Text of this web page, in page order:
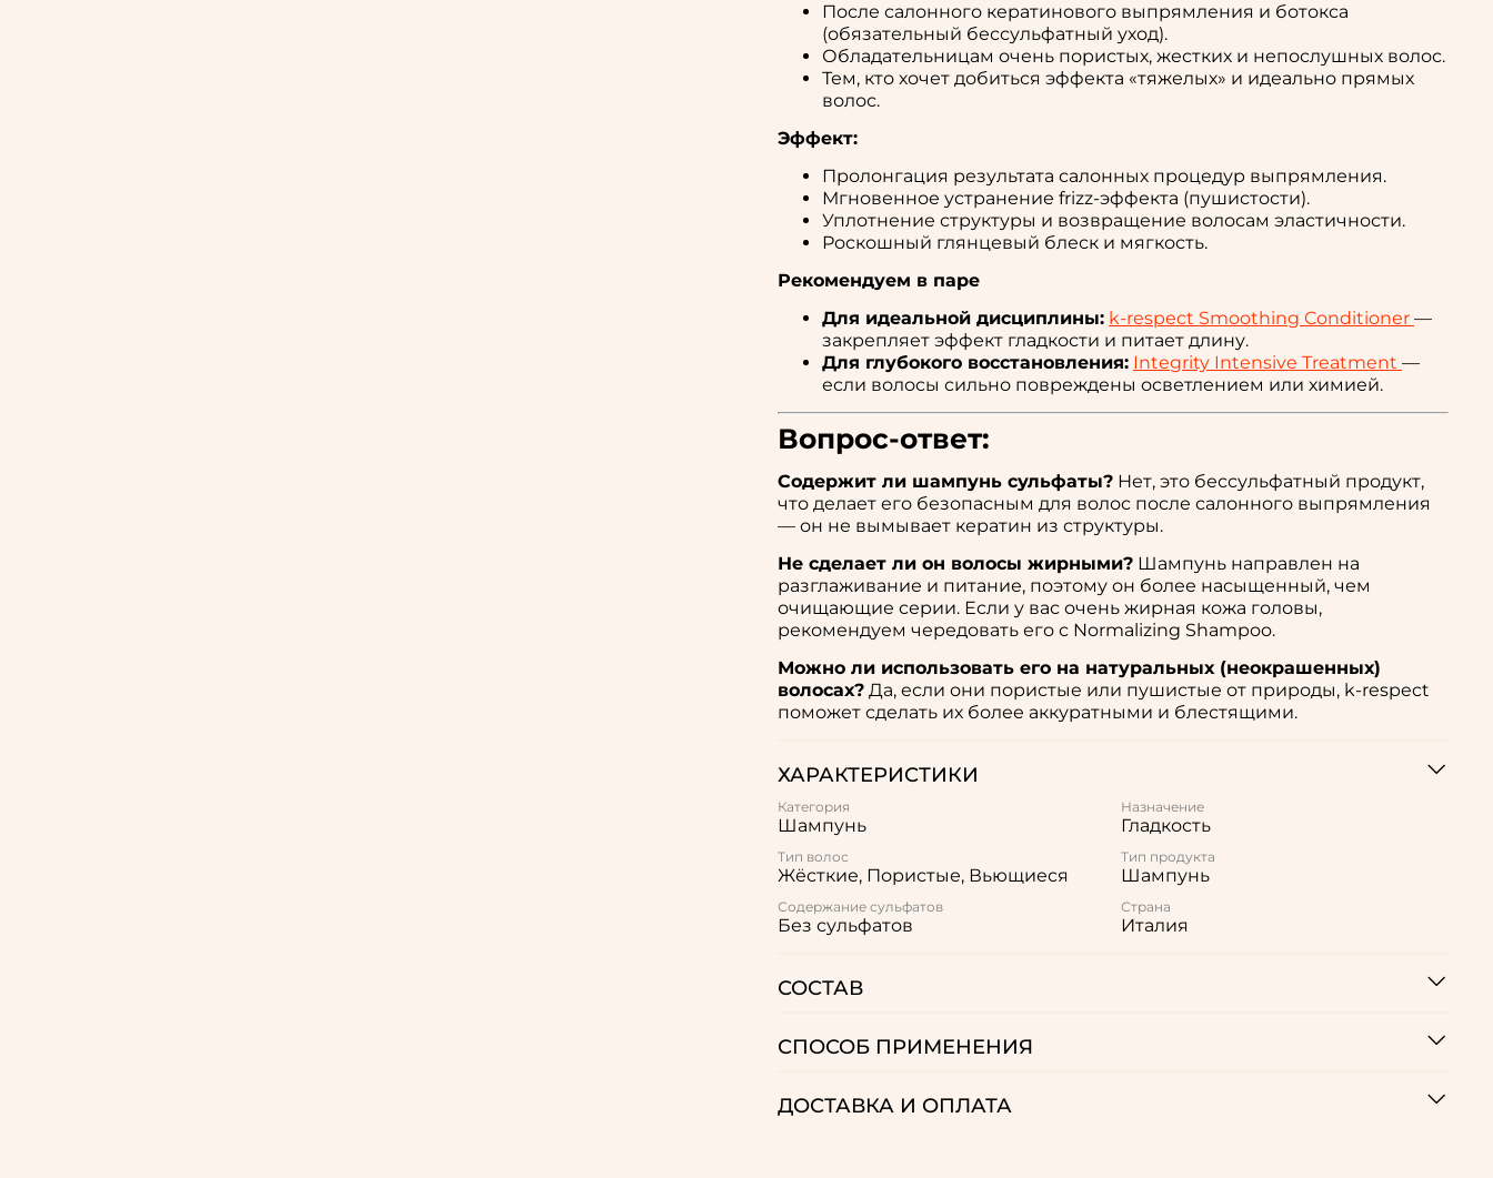
После салонного кератинового выпрямления и ботокса
(обязательный бессульфатный уход).
Обладательницам очень пористых, жестких и непослушных волос.
Тем, кто хочет добиться эффекта «тяжелых» и идеально прямых
волос.
Эффект:
Пролонгация результата салонных процедур выпрямления.
Мгновенное устранение frizz-эффекта (пушистости).
Уплотнение структуры и возвращение волосам эластичности.
Роскошный глянцевый блеск и мягкость.
Рекомендуем в паре
Для идеальной дисциплины: k-respect Smoothing Conditioner —
закрепляет эффект гладкости и питает длину.
Для глубокого восстановления: Integrity Intensive Treatment —
если волосы сильно повреждены осветлением или химией.
Вопрос-ответ:
Содержит ли шампунь сульфаты? Нет, это бессульфатный продукт,
что делает его безопасным для волос после салонного выпрямления
— он не вымывает кератин из структуры.
Не сделает ли он волосы жирными? Шампунь направлен на
разглаживание и питание, поэтому он более насыщенный, чем
очищающие серии. Если у вас очень жирная кожа головы,
рекомендуем чередовать его с Normalizing Shampoo.
Можно ли использовать его на натуральных (неокрашенных)
волосах? Да, если они пористые или пушистые от природы, k-respect
поможет сделать их более аккуратными и блестящими.
ХАРАКТЕРИСТИКИ
Категория
Шампунь
Назначение
Гладкость
Тип волос
Жёсткие, Пористые, Вьющиеся
Тип продукта
Шампунь
Содержание сульфатов
Без сульфатов
Страна
Италия
СОСТАВ
СПОСОБ ПРИМЕНЕНИЯ
ДОСТАВКА И ОПЛАТА